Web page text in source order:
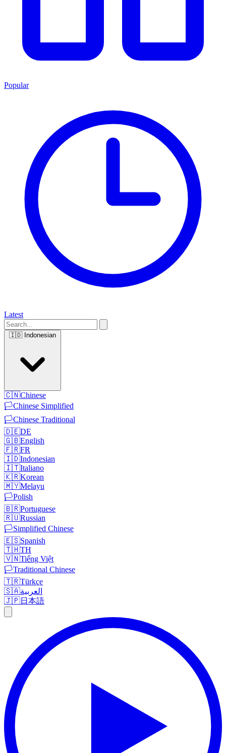
Popular
Latest
🇮🇩 Indonesian
🇨🇳Chinese
🏳️Chinese Simplified
🏳️Chinese Traditional
🇩🇪DE
🇬🇧English
🇫🇷FR
🇮🇩Indonesian
🇮🇹Italiano
🇰🇷Korean
🇲🇾Melayu
🏳️Polish
🇧🇷Portuguese
🇷🇺Russian
🏳️Simplified Chinese
🇪🇸Spanish
🇹🇭TH
🇻🇳Tiếng Việt
🏳️Traditional Chinese
🇹🇷Türkçe
🇸🇦العربية
🇯🇵日本語